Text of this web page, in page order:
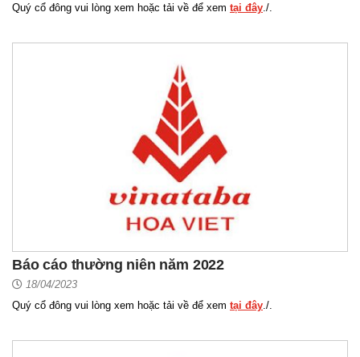
Quý cổ đông vui lòng xem hoặc tải về để xem tại đây ./.
Báo cáo thường niên năm 2022
18/04/2023
Quý cổ đông vui lòng xem hoặc tải về để xem tại đây ./.